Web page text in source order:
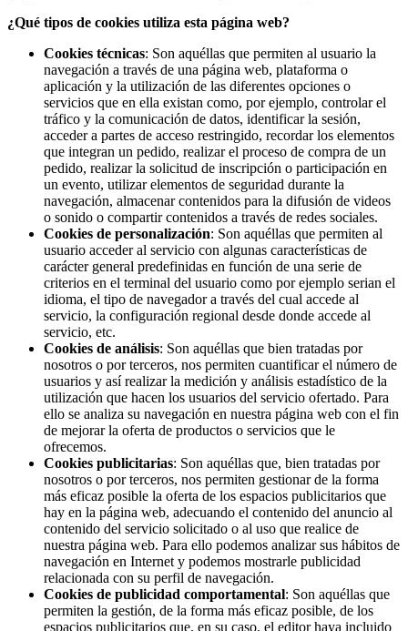
¿Qué tipos de cookies utiliza esta página web?
Cookies técnicas: Son aquéllas que permiten al usuario la
navegación a través de una página web, plataforma o
aplicación y la utilización de las diferentes opciones o
servicios que en ella existan como, por ejemplo, controlar el
tráfico y la comunicación de datos, identificar la sesión,
acceder a partes de acceso restringido, recordar los elementos
que integran un pedido, realizar el proceso de compra de un
pedido, realizar la solicitud de inscripción o participación en
un evento, utilizar elementos de seguridad durante la
navegación, almacenar contenidos para la difusión de videos
o sonido o compartir contenidos a través de redes sociales.
Cookies de personalización: Son aquéllas que permiten al
usuario acceder al servicio con algunas características de
carácter general predefinidas en función de una serie de
criterios en el terminal del usuario como por ejemplo serian el
idioma, el tipo de navegador a través del cual accede al
servicio, la configuración regional desde donde accede al
servicio, etc.
Cookies de análisis: Son aquéllas que bien tratadas por
nosotros o por terceros, nos permiten cuantificar el número de
usuarios y así realizar la medición y análisis estadístico de la
utilización que hacen los usuarios del servicio ofertado. Para
ello se analiza su navegación en nuestra página web con el fin
de mejorar la oferta de productos o servicios que le
ofrecemos.
Cookies publicitarias: Son aquéllas que, bien tratadas por
nosotros o por terceros, nos permiten gestionar de la forma
más eficaz posible la oferta de los espacios publicitarios que
hay en la página web, adecuando el contenido del anuncio al
contenido del servicio solicitado o al uso que realice de
nuestra página web. Para ello podemos analizar sus hábitos de
navegación en Internet y podemos mostrarle publicidad
relacionada con su perfil de navegación.
Cookies de publicidad comportamental: Son aquéllas que
permiten la gestión, de la forma más eficaz posible, de los
espacios publicitarios que, en su caso, el editor haya incluido